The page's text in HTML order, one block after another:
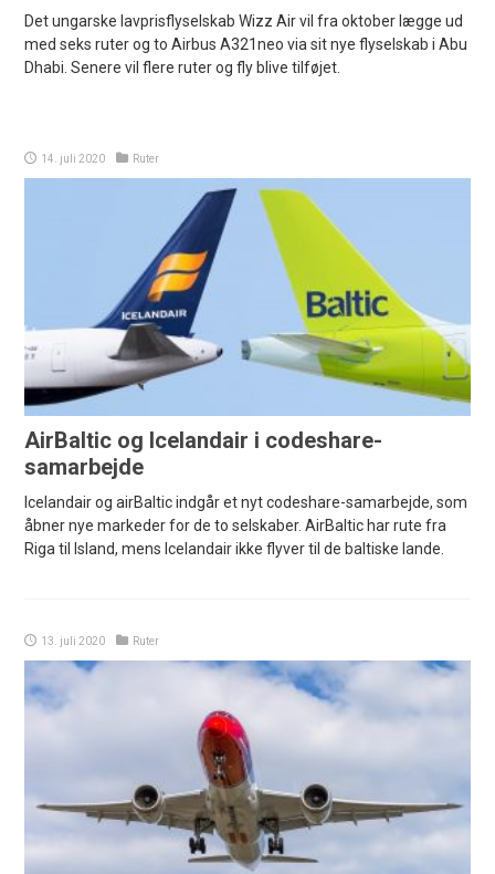
Det ungarske lavprisflyselskab Wizz Air vil fra oktober lægge ud
med seks ruter og to Airbus A321neo via sit nye flyselskab i Abu
Dhabi. Senere vil flere ruter og fly blive tilføjet.
14. juli 2020 Ruter
AirBaltic og Icelandair i codeshare-
samarbejde
Icelandair og airBaltic indgår et nyt codeshare-samarbejde, som
åbner nye markeder for de to selskaber. AirBaltic har rute fra
Riga til Island, mens Icelandair ikke flyver til de baltiske lande.
13. juli 2020 Ruter